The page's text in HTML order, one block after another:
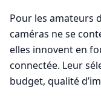
Pour les amateurs
caméras ne se
elles innovent en
connectée. Leur
budget, qualité